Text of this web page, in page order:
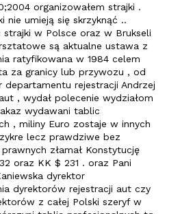
organizowałem strajki .
nie umieją się skrzyknąć ..
w Polsce oraz w Brukseli
są aktualne ustawa z
ratyfikowana w 1984 celem
za granicy lub przywozu , od
departamentu rejestracji Andrzej
, wydał polecenie wydziałom
wydawani tablic
, miliny Euro zostaje w innych
lecz prawdziwe bez
złamał Konstytucję
oraz KK $ 231 . oraz Pani
dyrektor
dyrektorów rejestracji aut czy
z całej Polski szeryf w